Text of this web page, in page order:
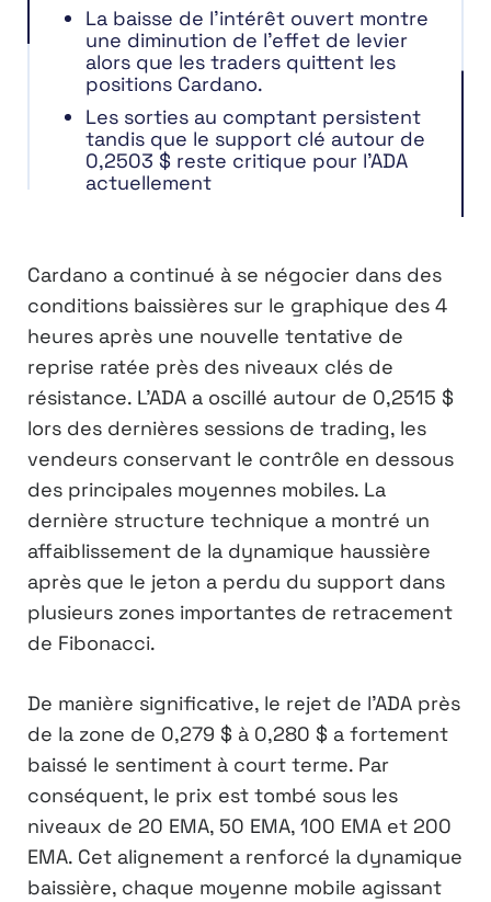
La baisse de l’intérêt ouvert montre
une diminution de l’effet de levier
alors que les traders quittent les
positions Cardano.
Les sorties au comptant persistent
tandis que le support clé autour de
0,2503 $ reste critique pour l’ADA
actuellement
Cardano a continué à se négocier dans des
conditions baissières sur le graphique des 4
heures après une nouvelle tentative de
reprise ratée près des niveaux clés de
résistance. L’ADA a oscillé autour de 0,2515 $
lors des dernières sessions de trading, les
vendeurs conservant le contrôle en dessous
des principales moyennes mobiles. La
dernière structure technique a montré un
affaiblissement de la dynamique haussière
après que le jeton a perdu du support dans
plusieurs zones importantes de retracement
de Fibonacci.
De manière significative, le rejet de l’ADA près
de la zone de 0,279 $ à 0,280 $ a fortement
baissé le sentiment à court terme. Par
conséquent, le prix est tombé sous les
niveaux de 20 EMA, 50 EMA, 100 EMA et 200
EMA. Cet alignement a renforcé la dynamique
baissière, chaque moyenne mobile agissant